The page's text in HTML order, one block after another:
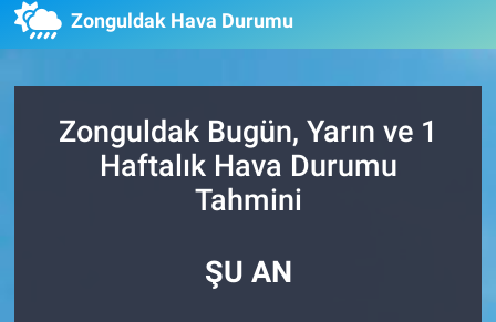
Zonguldak Hava Durumu
Zonguldak Bugün, Yarın ve 1
Haftalık Hava Durumu
Tahmini
ŞU AN
Son Dakika Haberleri